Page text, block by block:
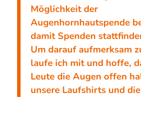
Möglichkeit der
Augenhornhautspende
damit Spenden
Um darauf aufmerksam
laufe ich mit und hoffe,
Leute die Augen offen
unsere Laufshirts und die